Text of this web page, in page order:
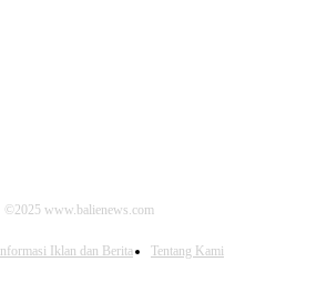
©2025 www.balienews.com
Informasi Iklan dan Berita Tentang Kami